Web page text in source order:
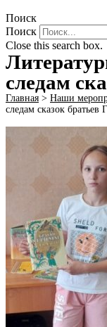
Поиск
Поиск
Close this search box.
следам
Главная > Наши
следам сказок братьев